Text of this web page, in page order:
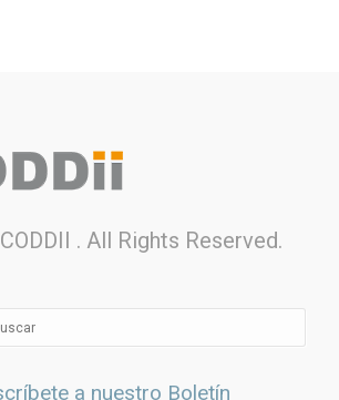
. All Rights Reserved.
a nuestro Boletín